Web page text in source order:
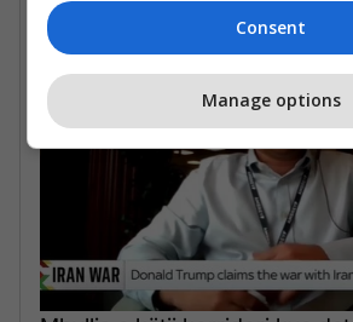
rihapet Ngushtica e
Consent
Manage options